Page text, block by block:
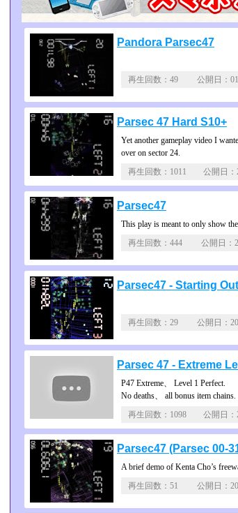
Pandora Parsec47
再生回数：49 公開日：
Parsec 47 Hard S10+
Yet another gameplay video I
over on sector 24.
再生回数：1011 公開日
Parsec47
This play is meant to only show
再生回数：444 公開日
Parsec47 - Starting
再生回数：29 公開日：
Parsec 47 - Extreme
P47 Extreme、 Level 1 Perfect.
No deaths、 all bonus item chains.
再生回数：1098 公開日
Parsec47 (Parsec 00-
A brief demo of Kenta Cho’s
再生回数：51 公開日：